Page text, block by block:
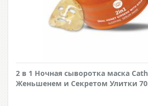
2 в 1 Ночная сыворотка маска
Женьшенем и Секретом Улитки